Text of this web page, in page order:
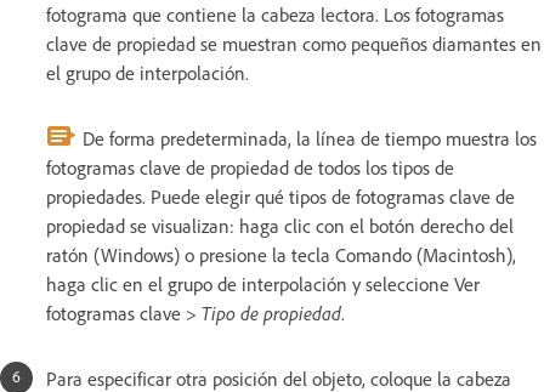
fotograma que contiene la cabeza lectora. Los fotogramas
clave de propiedad se muestran como pequeños diamantes en
el grupo de interpolación.
De forma predeterminada, la línea de tiempo muestra los
fotogramas clave de propiedad de todos los tipos de
propiedades. Puede elegir qué tipos de fotogramas clave de
propiedad se visualizan: haga clic con el botón derecho del
ratón (Windows) o presione la tecla Comando (Macintosh),
haga clic en el grupo de interpolación y seleccione Ver
fotogramas clave > Tipo de propiedad.
Para especificar otra posición del objeto, coloque la cabeza